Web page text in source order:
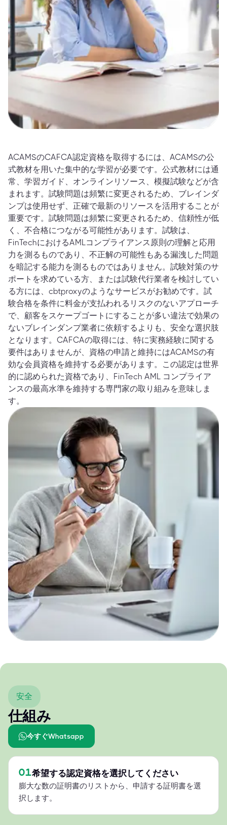
ACAMSのCAFCA認定資格を取得するには、ACAMSの公
式教材を用いた集中的な学習が必要です。公式教材には通
常、学習ガイド、オンラインリソース、模擬試験などが含
まれます。試験問題は頻繁に変更されるため、ブレインダ
ンプは使用せず、正確で最新のリソースを活用することが
重要です。試験問題は頻繁に変更されるため、信頼性が低
く、不合格につながる可能性があります。試験は、
FinTechにおけるAMLコンプライアンス原則の理解と応用
力を測るものであり、不正解の可能性もある漏洩した問題
を暗記する能力を測るものではありません。試験対策のサ
ポートを求めている方、または試験代行業者を検討してい
る方には、cbtproxyのようなサービスがお勧めです。試
験合格を条件に料金が支払われるリスクのないアプローチ
で、顧客をスケープゴートにすることが多い違法で効果の
ないブレインダンプ業者に依頼するよりも、安全な選択肢
となります。CAFCAの取得には、特に実務経験に関する
要件はありませんが、資格の申請と維持にはACAMSの有
効な会員資格を維持する必要があります。この認定は世界
的に認められた資格であり、FinTech AML コンプライア
ンスの最高水準を維持する専門家の取り組みを意味しま
す。
安全
仕組み
今すぐWhatsapp
01希望する認定資格を選択してください
膨大な数の証明書のリストから、申請する証明書を選
択します。